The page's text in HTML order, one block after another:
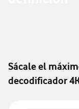
Sácale el
decodificador